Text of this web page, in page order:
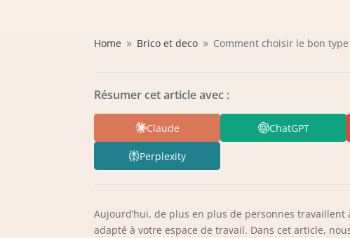
Home 9 Brico et deco 9 Comment choisir le bon
Résumer cet article avec :
Claude ChatGPT
Perplexity
Aujourd’hui, de plus en plus de personnes
adapté à votre espace de travail. Dans cet article,